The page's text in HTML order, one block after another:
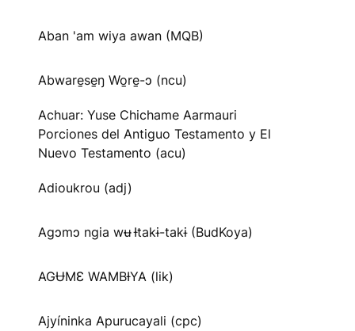
Aban 'am wiya awan (MQB)
Abware̱se̱ŋ Wo̱re̱-ɔ (ncu)
Achuar: Yuse Chichame Aarmauri
Porciones del Antiguo Testamento y El
Nuevo Testamento (acu)
Adioukrou (adj)
Agɔmɔ ngia wʉ Ɨtakɨ-takɨ (BudKoya)
AGɄMƐ WAMBƗYA (lik)
Ajyíninka Apurucayali (cpc)